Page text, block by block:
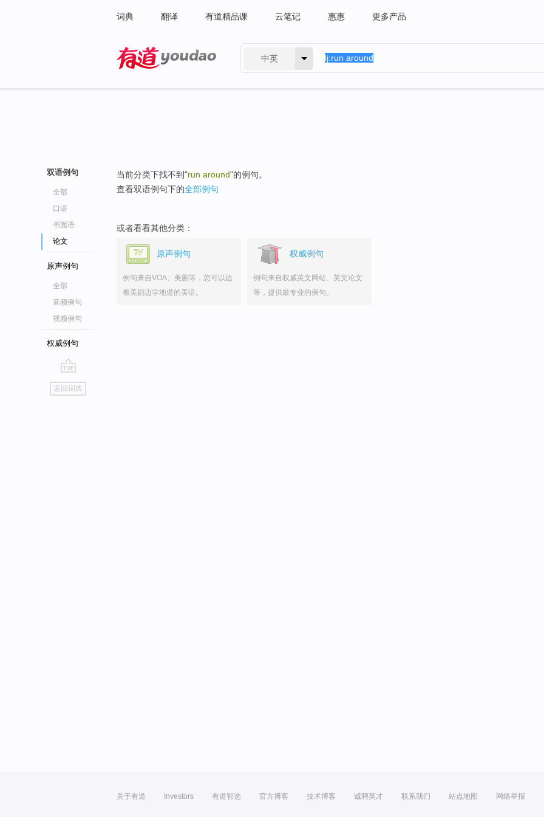
词典 翻译 有道精品课 云笔记 惠惠 更多产品
中英
双语例句
全部
口语
书面语
论文
原声例句
全部
音频例句
视频例句
权威例句
go
top
返回词典
当前分类下找不到"run around"的例句。
查看双语例句下的全部例句
或者看看其他分类：
原声例句
例句来自VOA、美剧等，您可以边
看美剧边学地道的美语。
权威例句
例句来自权威英文网站、英文论文
等，提供最专业的例句。
关于有道 Investors 有道智选 官方博客 技术博客 诚聘英才 联系我们 站点地图 网络举报